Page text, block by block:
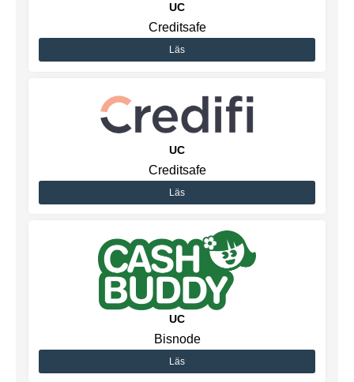
UC
Creditsafe
Läs
UC
Creditsafe
Läs
UC
Bisnode
Läs